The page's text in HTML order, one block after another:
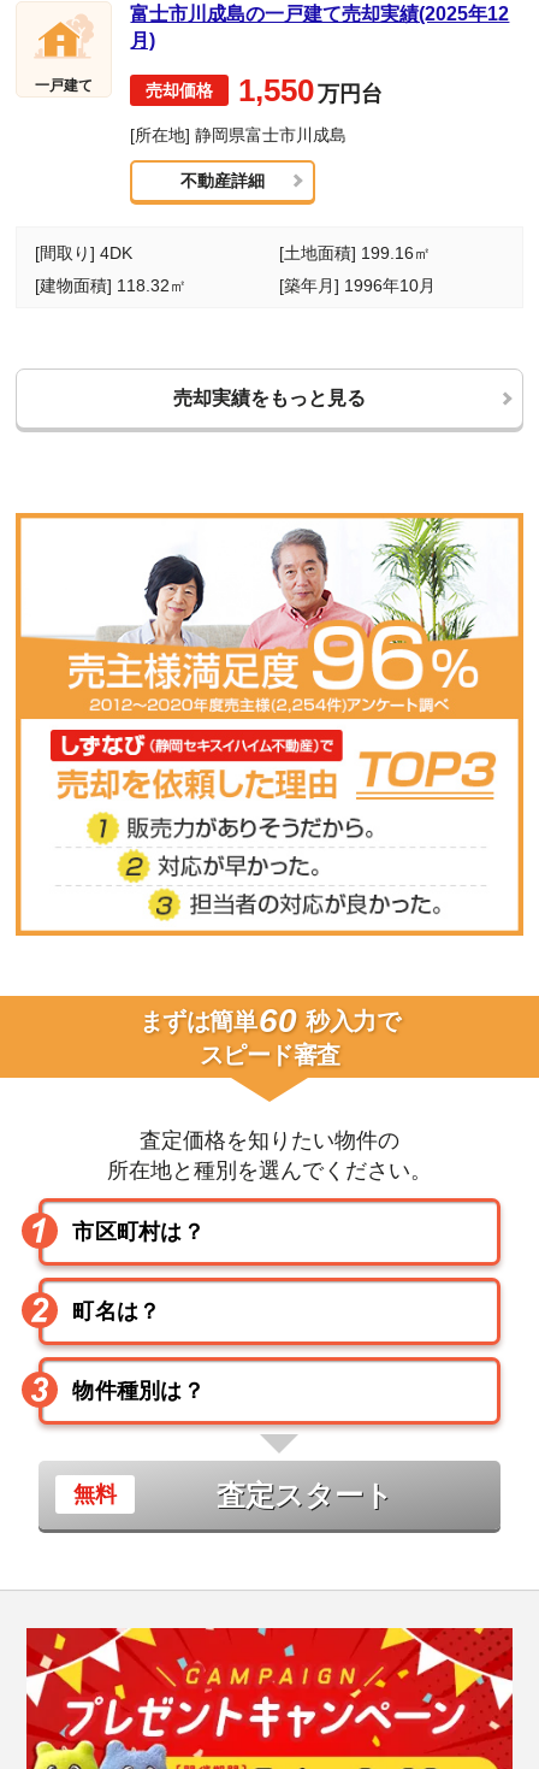
一戸建て
富士市川成島の一戸建て売却実績(2025年12
月)
1,550万円台
[所在地] 静岡県富士市川成島
不動産詳細
[間取り] 4DK
[土地面積] 199.16㎡
[建物面積] 118.32㎡
[築年月] 1996年10月
売却実績をもっと見る
まずは簡単60 秒入力で
スピード審査
査定価格を知りたい物件の
所在地と種別を選んでください。
査定スタート